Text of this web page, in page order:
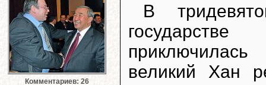
Комментариев: 26
В
великий Хан